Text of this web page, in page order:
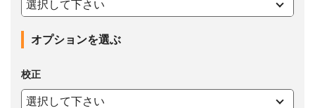
オプションを選ぶ
校正